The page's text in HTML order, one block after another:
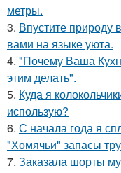
метры.
3. Впустите природу
вами на языке уюта.
4. "Почему Ваша
этим делать".
5. Куда я
использую?
6. С начала года я
"Хомячьи" запасы
7. Заказала шорты